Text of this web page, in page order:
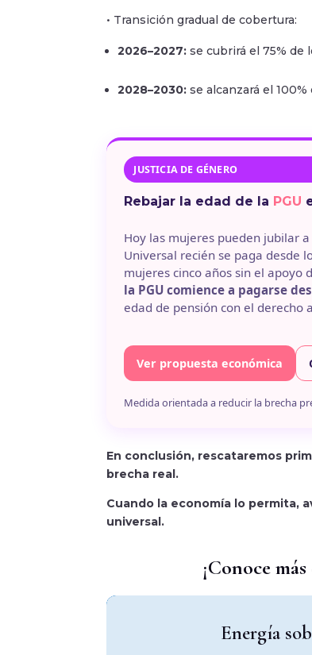
• Transición gradual de cobertura:
2026–2027: se cubrirá el 75% de
2028–2030:se alcanzará el 100%
JUSTICIA DE GÉNERO
Rebajar la edad de la PGU
Hoy las mujeres pueden jubilar
Universal recién se paga desde
mujeres cinco años sin el apoyo
la PGU comience a pagarse
edad de pensión con el derecho
Ver propuesta económica
Medida orientada a reducir la brecha
En conclusión, rescataremos
brecha real.
Cuando la economía lo permita,
universal.
¡Conoce
Energía